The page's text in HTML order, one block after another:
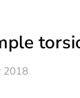
2018